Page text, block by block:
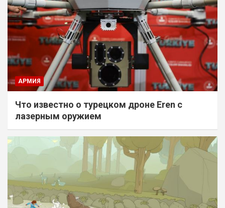
АРМИЯ
Что известно о турецком дроне Eren с
лазерным оружием